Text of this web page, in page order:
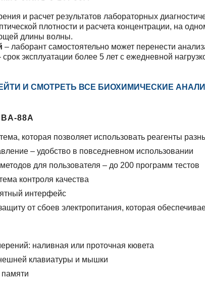
и расчет результатов лабораторных
плотности и расчета концентрации, на
длины волны.
– лаборант самостоятельно может перенести
срок эксплуатации более 5 лет с ежедневной
И СМОТРЕТЬ ВСЕ БИОХИМИЧЕСКИЕ
88A
которая позволяет использовать реагенты
– удобство в повседневном использовании
для пользователя – до 200 программ тестов
контроля качества
интерфейс
от сбоев электропитания, которая
наливная или проточная кювета
клавиатуры и мышки